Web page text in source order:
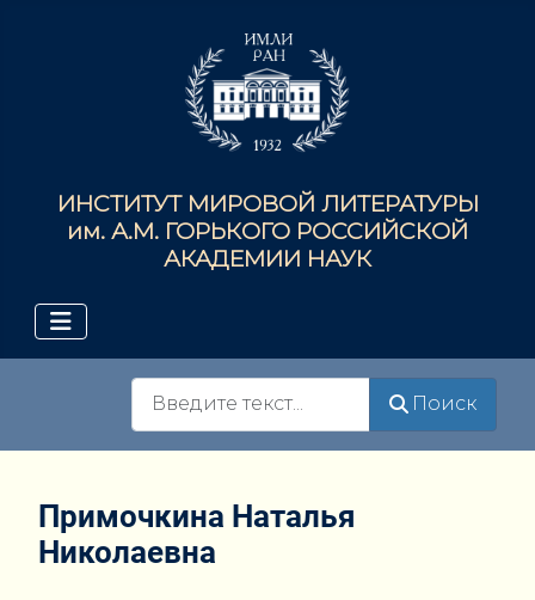
ИНСТИТУТ МИРОВОЙ ЛИТЕРАТУРЫ
им. А.М. ГОРЬКОГО РОССИЙСКОЙ
АКАДЕМИИ НАУК
Поиск
Примочкина Наталья
Николаевна